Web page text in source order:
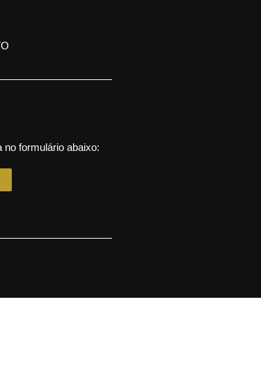
no formulário abaixo: